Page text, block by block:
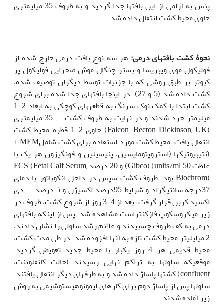
پنس به آرامی از این بافتها جدا گردید و به ظروف 35 میلی‏متری
حاوی محیط کشت انتقال داده شد.
نحوۀ کشت بافتهای درمی: هر سه نوع بافت درمی خارج شده از
فولیکول موی ویبریسا و بستر چنگال موش صحرایی فولیکول پر
کبوتر بر طبق روشی که با جزئیات توسط دیگران توصیف شده،
کشت داده شد (5 و 27). در اینجا بافتهای جدا شده برای شروع
کشت ابتدا با کمک نوک سرنگ به قطعه‏های کوچکی به ابعاد 2-1
میلی‏متر خرد شدند و در نهایت به ظروف کشت 35 میلی‏متری
(Falcon, Becton Dickinson, UK) حاوی 2-1 قطره محیط کشت
انتقال یافت. محیط کشت مورد استفاده برای کشت شاملMEM +
آنتی‏بیوتیکها (استروپتومایسین، پنی‏سیلین و فونگیزون هر یک با
غلظت 50 units/ml) (Gibco) و 20 درصد FCS (Fetal Calf Serum,
Biochrom) بود. ظروف کشت سپس در داخل انکوباتور با دمای
37درجه سانتی‏گراد و شرایط 95درصد اکسیژن و 5 درصد دی
اکسید کربن قرار گرفت. بعد از 4-3 روز از شروع کشت، ظروف در
زیر میکروسکوپ فازکنتراست مشاهده شد. پس از اینکه بافتهای
درمی به کف ظروف چسبیدند و علائم رشد سلولی را نشان دادند،
2 میلی‏لیتر محیط کشت تازه به آنها افزوده شد. در طی مدت کشت،
محیط قدیمی هر 4 روز یکبار با محیط جدید تعویض گردید.
موقعیکه سلولها به تراکم نهایی رسیدند (حالت کانفلوئنت،
confluent) کشتها پاساژ داده شد و به ظرفهای دیگر انتقال یافتند.
سلولها پس از پاساژ دوم برای کارهای ایمونوهیستوشیمی به روش
زیر آماده شدند.